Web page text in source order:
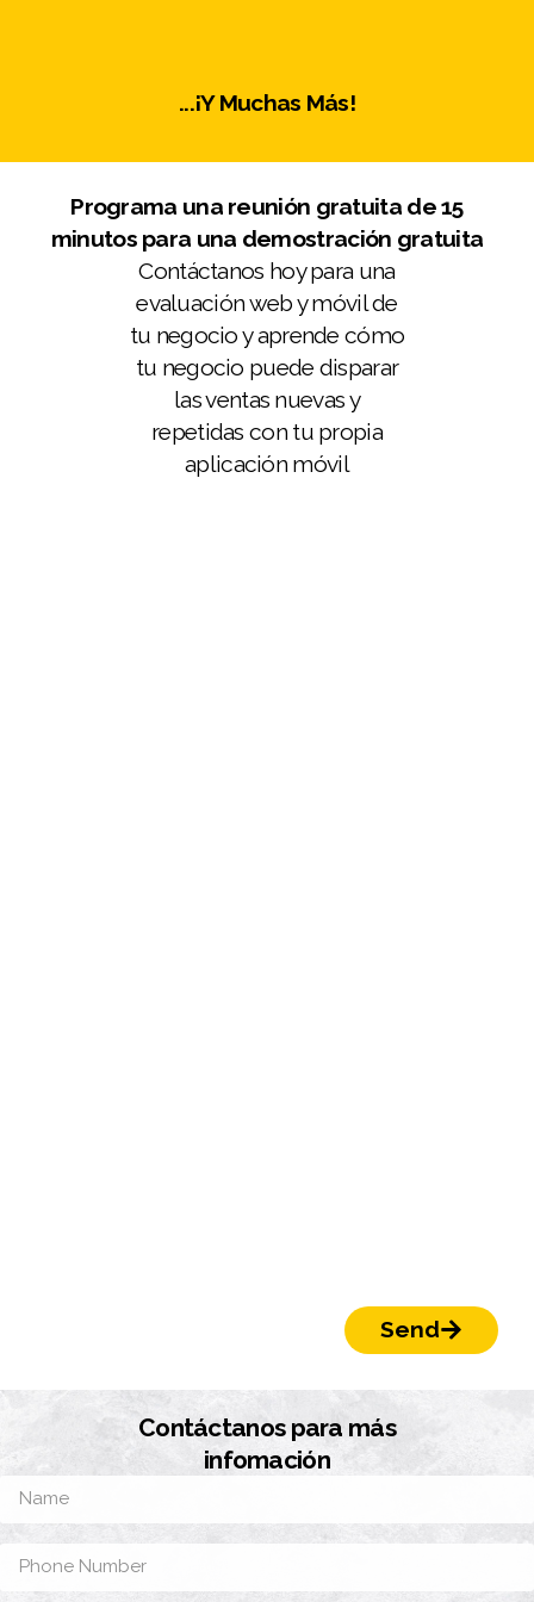
...¡Y Muchas Más!
Programa una reunión gratuita de 15
minutos para una demostración gratuita
Contáctanos hoy para una
evaluación web y móvil de
tu negocio y aprende cómo
tu negocio puede disparar
las ventas nuevas y
repetidas con tu propia
aplicación móvil
Send
Contáctanos para más
infomación